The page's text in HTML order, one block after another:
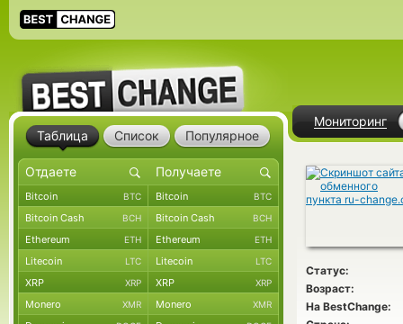
Мониторинг
Статус:
Возраст:
На BestChange:
Таблица Список Популярное
Bitcoin BTC Bitcoin BTC
Bitcoin Cash BCH Bitcoin Cash BCH
Ethereum ETH Ethereum ETH
Litecoin LTC Litecoin LTC
XRP XRP XRP XRP
Monero XMR Monero XMR